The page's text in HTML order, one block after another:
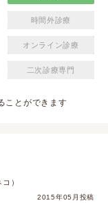
時間外診療
オンライン診療
二次診療専門
ことができます
）
2015年05月投稿